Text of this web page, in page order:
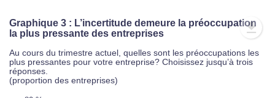
Graphique 3 : L’incertitude demeure la préoccupation
la plus pressante des entreprises
Au cours du trimestre actuel, quelles sont les préoccupations les
plus pressantes pour votre entreprise? Choisissez jusqu’à trois
réponses.
(proportion des entreprises)